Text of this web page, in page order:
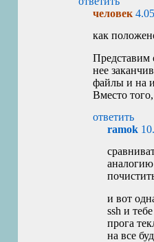
человек
как
Представим
нее
файлы и на
Вместо
ответить
ramok
аналогию
и вот
ssh и
прога
на все